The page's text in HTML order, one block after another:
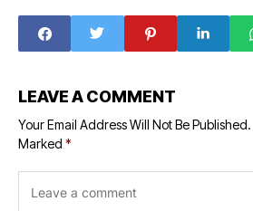
LEAVE A COMMENT
Your Email Address Will Not Be Published.
Marked *